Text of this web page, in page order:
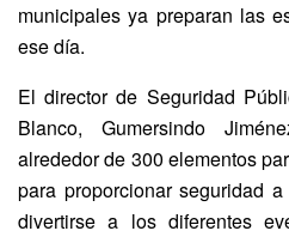
municipales ya preparan las
ese día.
El director de Seguridad
Blanco, Gumersindo
alrededor de 300 elementos
para proporcionar seguridad
divertirse a los diferentes